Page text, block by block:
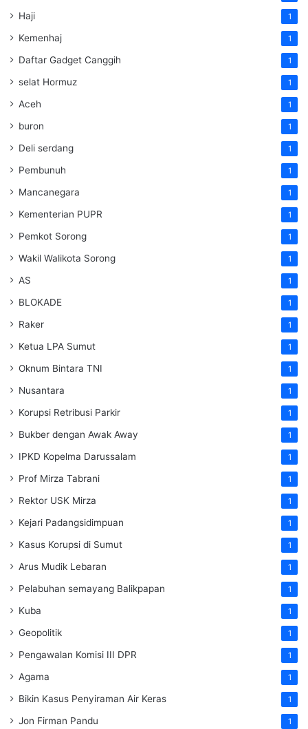
Haji 1
Kemenhaj 1
Daftar Gadget Canggih 1
selat Hormuz 1
Aceh 1
buron 1
Deli serdang 1
Pembunuh 1
Mancanegara 1
Kementerian PUPR 1
Pemkot Sorong 1
Wakil Walikota Sorong 1
AS 1
BLOKADE 1
Raker 1
Ketua LPA Sumut 1
Oknum Bintara TNI 1
Nusantara 1
Korupsi Retribusi Parkir 1
Bukber dengan Awak Away 1
IPKD Kopelma Darussalam 1
Prof Mirza Tabrani 1
Rektor USK Mirza 1
Kejari Padangsidimpuan 1
Kasus Korupsi di Sumut 1
Arus Mudik Lebaran 1
Pelabuhan semayang Balikpapan 1
Kuba 1
Geopolitik 1
Pengawalan Komisi III DPR 1
Agama 1
Bikin Kasus Penyiraman Air Keras 1
Jon Firman Pandu 1